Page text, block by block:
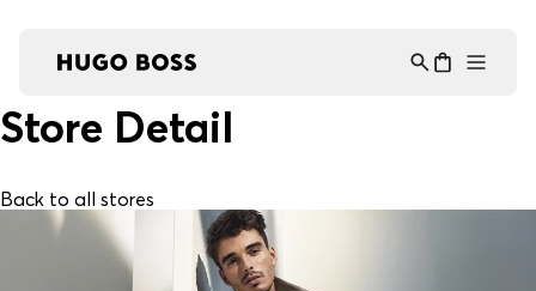
Store Detail
Back to all stores
Asistente Virtual
en línea ⋮